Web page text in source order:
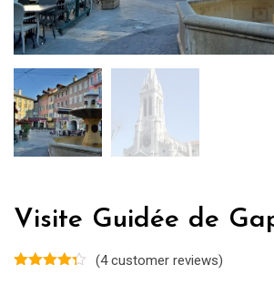
Visite Guidée de
(4customer reviews)